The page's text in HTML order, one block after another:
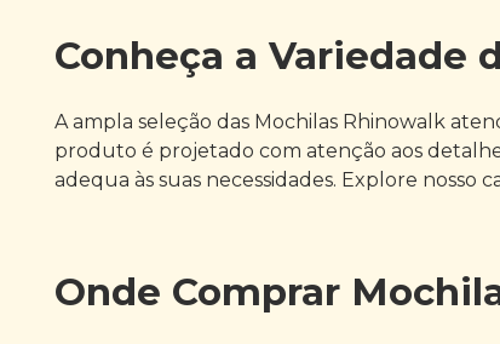
Conheça a Variedade
A ampla seleção das Mochilas Rhinowalk
produto é projetado com atenção aos
adequa às suas necessidades. Explore nosso
Onde Comprar